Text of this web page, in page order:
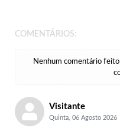
COMENTÁRIOS:
Nenhum comentário feito
Visitante
Quinta, 06 Agosto 2026